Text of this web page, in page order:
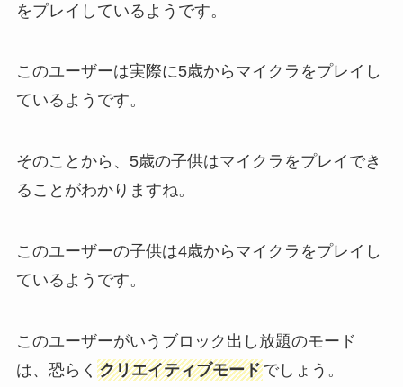
をプレイしているようです。
このユーザーは実際に5歳からマイクラをプレイし
ているようです。
そのことから、5歳の子供はマイクラをプレイでき
ることがわかりますね。
このユーザーの子供は4歳からマイクラをプレイし
ているようです。
このユーザーがいうブロック出し放題のモード
は、恐らく クリエイティブモードでしょう。